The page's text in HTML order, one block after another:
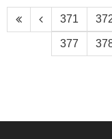
371
377